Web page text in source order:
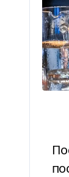
Постоянный представитель Ирана при ООН Амир Саид Иравани направил